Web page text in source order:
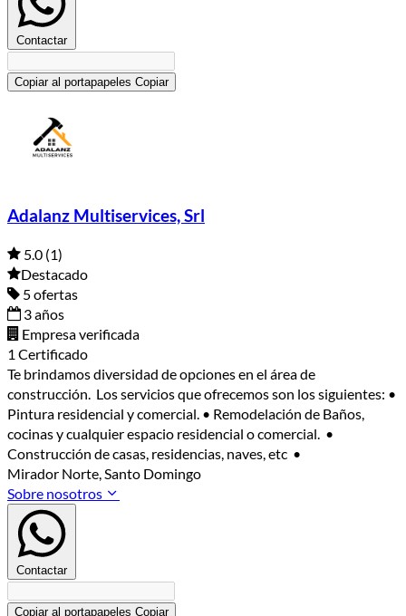
Contactar
Copiar al portapapeles Copiar
Adalanz Multiservices, Srl
5.0 (1)
Destacado
5 ofertas
3 años
Empresa verificada
1 Certificado
Te brindamos diversidad de opciones en el área de
construcción. Los servicios que ofrecemos son los siguientes: •
Pintura residencial y comercial. • Remodelación de Baños,
cocinas y cualquier espacio residencial o comercial. •
Construcción de casas, residencias, naves, etc •
Mirador Norte, Santo Domingo
Sobre nosotros
Contactar
Copiar al portapapeles Copiar